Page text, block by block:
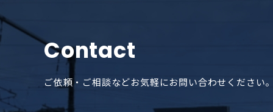
Contact
ご依頼・ご相談などお気軽にお問い合わせください